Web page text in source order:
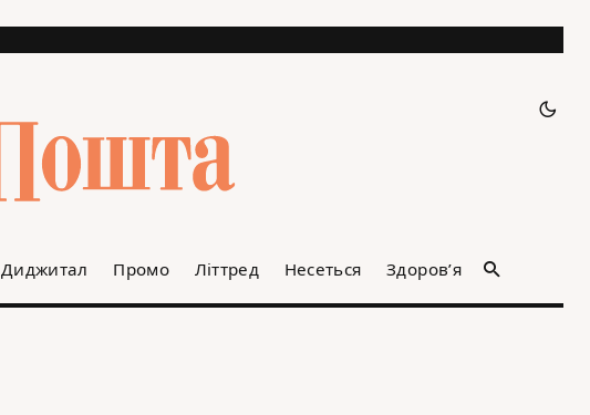
Диджитал Промо Літтред Несеться Здоров’я